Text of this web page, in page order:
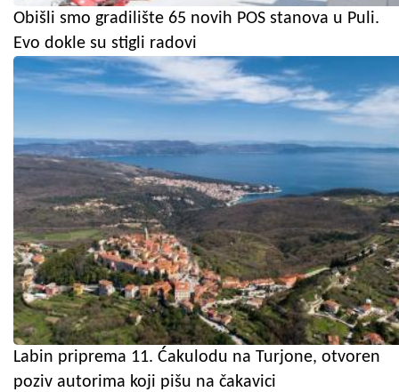
Obišli smo gradilište 65 novih POS stanova u Puli.
Evo dokle su stigli radovi
Labin priprema 11. Ćakulodu na Turjone, otvoren
poziv autorima koji pišu na čakavici